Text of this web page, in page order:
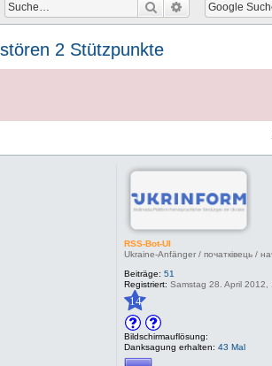
Suche Erweiterte
2 Stützpunkte
RSS-Bot-UI
Ukraine-Anfänger / початківець /
Beiträge: 51
Registriert: Samstag 28. April 2012,
14
Bildschirmauflösung:
Danksagung erhalten: 43 Mal